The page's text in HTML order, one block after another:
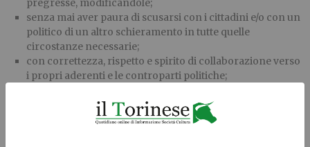
pregresse, modificandole;
senza mai aver paura di scusarsi con i cittadini e/o con un
politico di un altro schieramento in tutte quelle
circostanze necessarie;
con correttezza, rispetto e spirito di collaborazione verso
i propri aderenti e le controparti politiche;
rispetto dell’uso di un lessico educato, rigettando
atteggiamenti qualunquistici e denigratori delle